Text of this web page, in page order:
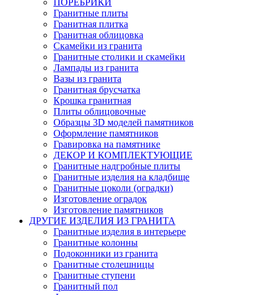
ПОРЕБРИКИ
Гранитные плиты
Гранитная плитка
Гранитная облицовка
Скамейки из гранита
Гранитные столики и скамейки
Лампады из гранита
Вазы из гранита
Гранитная брусчатка
Крошка гранитная
Плиты облицовочные
Образцы 3D моделей памятников
Оформление памятников
Гравировка на памятнике
ДЕКОР И КОМПЛЕКТУЮЩИЕ
Гранитные надгробные плиты
Гранитные изделия на кладбище
Гранитные цоколи (оградки)
Изготовление оградок
Изготовление памятников
ДРУГИЕ ИЗДЕЛИЯ ИЗ ГРАНИТА
Гранитные изделия в интерьере
Гранитные колонны
Подоконники из гранита
Гранитные столешницы
Гранитные ступени
Гранитный пол